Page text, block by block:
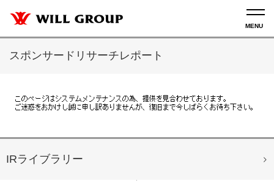
スポンサードリサーチレポート
IRライブラリー